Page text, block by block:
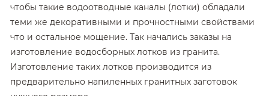
чтобы такие водоотводные каналы (лотки) обладали
теми же декоративными и прочностными свойствами
что и остальное мощение. Так начались заказы на
изготовление водосборных лотков из гранита.
Изготовление таких лотков производится из
предварительно напиленных гранитных заготовок